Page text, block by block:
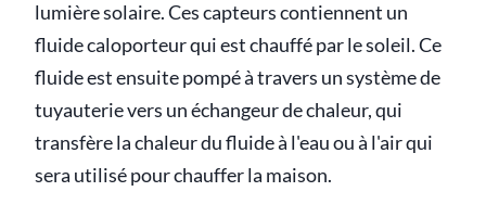
lumière solaire. Ces capteurs contiennent un
fluide caloporteur qui est chauffé par le soleil. Ce
fluide est ensuite pompé à travers un système de
tuyauterie vers un échangeur de chaleur, qui
transfère la chaleur du fluide à l'eau ou à l'air qui
sera utilisé pour chauffer la maison.